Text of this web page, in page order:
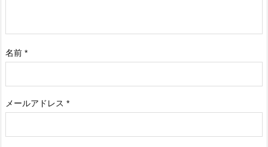
名前 *
メールアドレス *